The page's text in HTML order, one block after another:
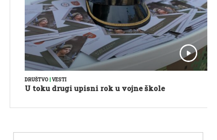
DRUŠTVO|VESTI
U toku drugi upisni rok u vojne škole